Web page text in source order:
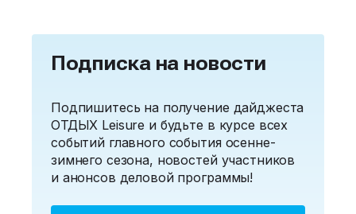
Подписка на новости
Подпишитесь на получение дайджеста
ОТДЫХ Leisure и будьте в курсе всех
событий главного события осенне-
зимнего сезона, новостей участников
и анонсов деловой программы!